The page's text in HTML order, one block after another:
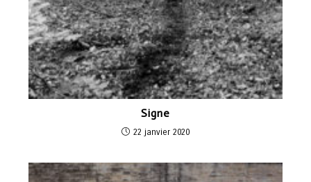
Signe
22 janvier 2020